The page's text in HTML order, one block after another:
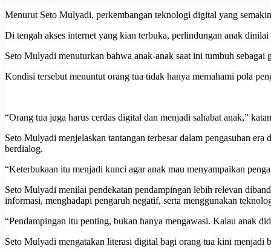
Menurut Seto Mulyadi, perkembangan teknologi digital yang
Di tengah akses internet yang kian terbuka, perlindungan anak
Seto Mulyadi menuturkan bahwa anak-anak saat ini tumbuh
Kondisi tersebut menuntut orang tua tidak hanya memahami pola
“Orang tua juga harus cerdas digital dan menjadi sahabat anak,”
Seto Mulyadi menjelaskan tantangan terbesar dalam pengasuhan
berdialog.
“Keterbukaan itu menjadi kunci agar anak mau menyampaikan
Seto Mulyadi menilai pendekatan pendampingan lebih relevan
informasi, menghadapi pengaruh negatif, serta menggunakan
“Pendampingan itu penting, bukan hanya mengawasi. Kalau anak
Seto Mulyadi mengatakan literasi digital bagi orang tua kini menjadi